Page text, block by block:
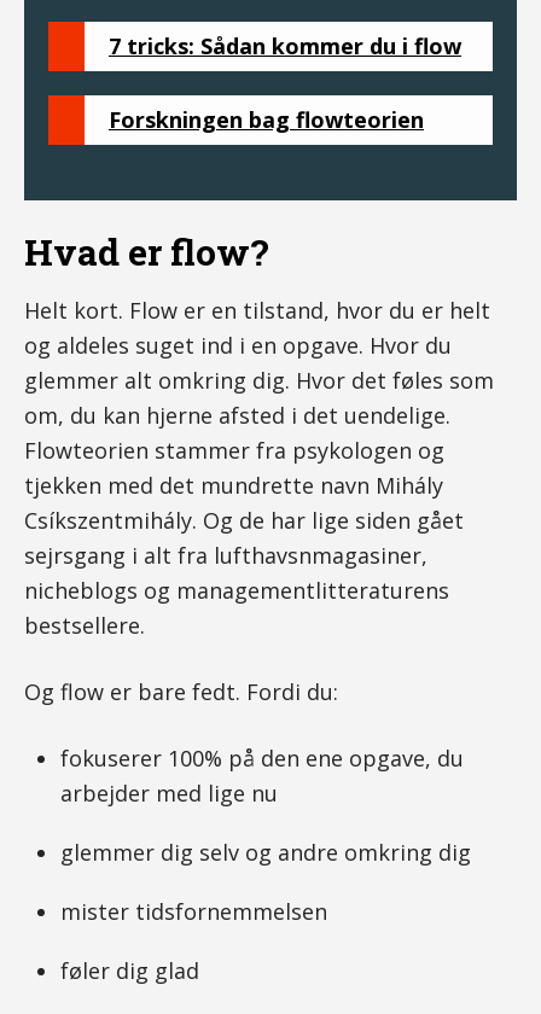
7 tricks: Sådan kommer du i flow
Forskningen bag flowteorien
Hvad er flow?
Helt kort. Flow er en tilstand, hvor du er helt
og aldeles suget ind i en opgave. Hvor du
glemmer alt omkring dig. Hvor det føles som
om, du kan hjerne afsted i det uendelige.
Flowteorien stammer fra psykologen og
tjekken med det mundrette navn Mihály
Csíkszentmihály. Og de har lige siden gået
sejrsgang i alt fra lufthavsnmagasiner,
nicheblogs og managementlitteraturens
bestsellere.
Og flow er bare fedt. Fordi du:
fokuserer 100% på den ene opgave, du
arbejder med lige nu
glemmer dig selv og andre omkring dig
mister tidsfornemmelsen
føler dig glad